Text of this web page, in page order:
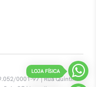
0001-97 | Rua Quintino
LOJA FÍSICA